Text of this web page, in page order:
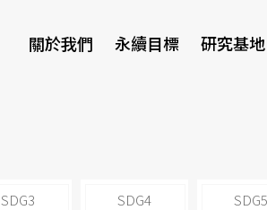
關於我們 永續目標 研究基地
SDG3 SDG4 SDG5